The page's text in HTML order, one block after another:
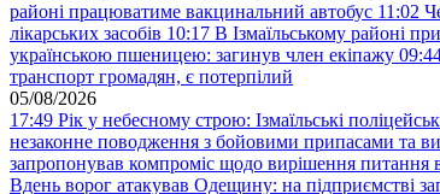
районі працюватиме вакцинальний автобус 11:02
лікарських засобів 10:17 В Ізмаїльському районі
українською пшеницею: загинув член екіпажу
транспорт громадян, є потерпілий
05/08/2026
17:49 Рік у небесному строю: Ізмаїльські
незаконне поводження з бойовими припасами та
запропонував компроміс щодо вирішення питання
Вдень ворог атакував Одещину: на підприємстві